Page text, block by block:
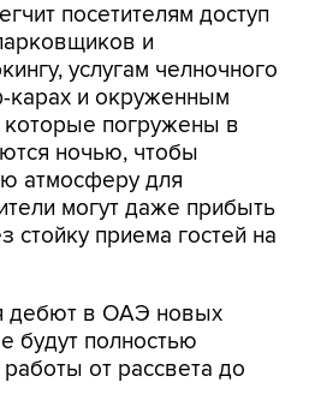
посетителям доступ
и
услугам челночного
карах и окруженным
погружены в
ночью, чтобы
атмосферу для
могут даже прибыть
стойку приема гостей на
дебют в ОАЭ новых
будут полностью
от рассвета до